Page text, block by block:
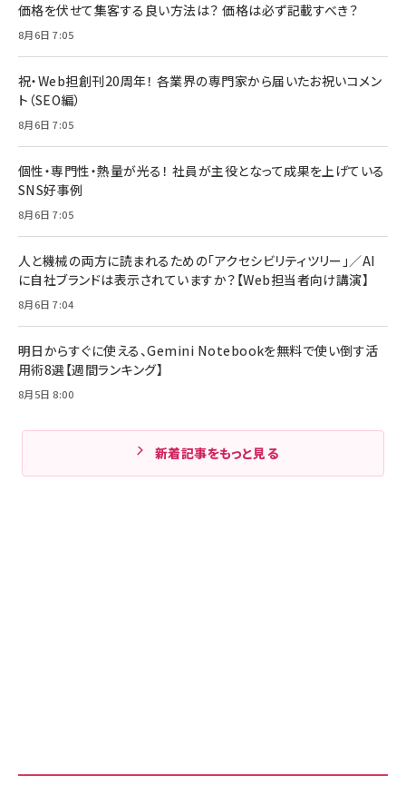
価格を伏せて集客する良い方法は？ 価格は必ず記載すべき？
8月6日 7:05
祝・Web担創刊20周年！ 各業界の専門家から届いたお祝いコメン
ト（SEO編）
8月6日 7:05
個性・専門性・熱量が光る！ 社員が主役となって成果を上げている
SNS好事例
8月6日 7:05
人と機械の両方に読まれるための「アクセシビリティツリー」／AI
に自社ブランドは表示されていますか？【Web担当者向け講演】
8月6日 7:04
明日からすぐに使える、Gemini Notebookを無料で使い倒す活
用術8選【週間ランキング】
8月5日 8:00
新着記事をもっと見る